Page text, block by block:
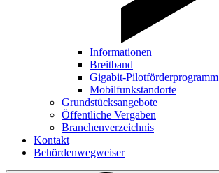
Informationen
Breitband
Gigabit-Pilotförderprogramm
Mobilfunkstandorte
Grundstücksangebote
Öffentliche Vergaben
Branchenverzeichnis
Kontakt
Behördenwegweiser